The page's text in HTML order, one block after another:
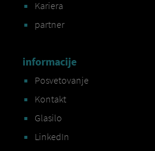
Kariera
partner
informacije
Posvetovanje
Kontakt
Glasilo
LinkedIn